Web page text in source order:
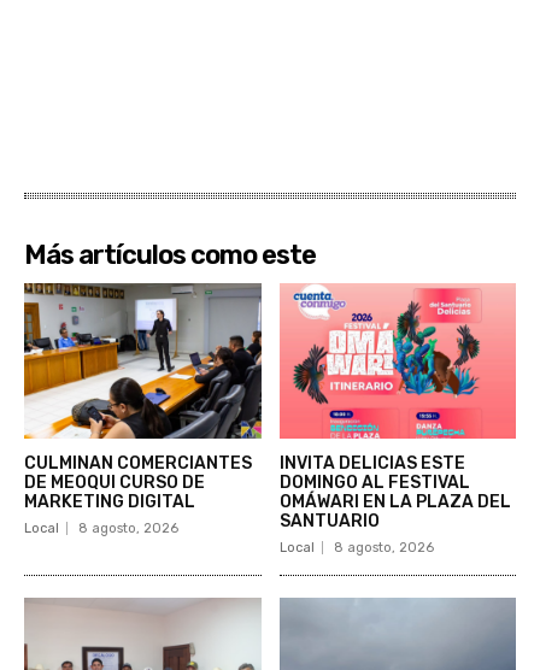
Más artículos como este
CULMINAN COMERCIANTES
DE MEOQUI CURSO DE
MARKETING DIGITAL
Local 8 agosto, 2026
INVITA DELICIAS ESTE
DOMINGO AL FESTIVAL
OMÁWARI EN LA PLAZA DEL
SANTUARIO
Local 8 agosto, 2026